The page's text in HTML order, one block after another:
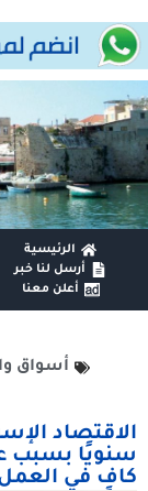
الرئيسية
أرسل لنا خبر
أعلن معنا
أسواق
سنويًا بسبب
كافٍ في